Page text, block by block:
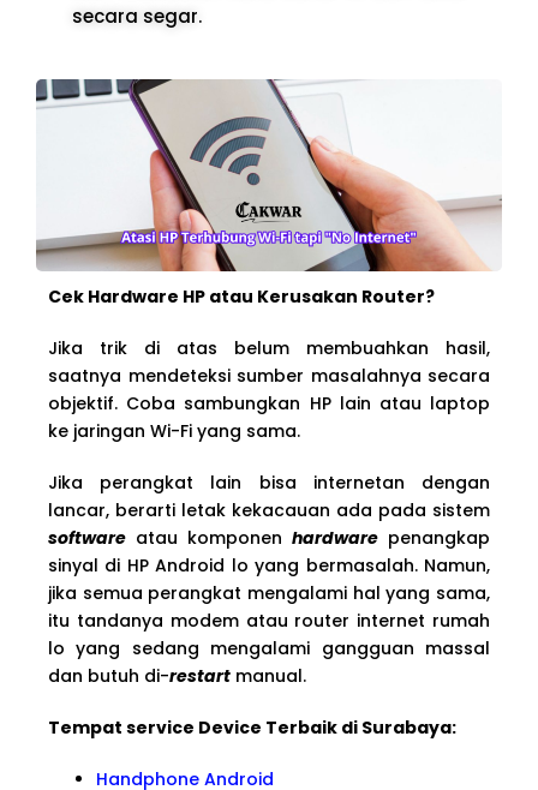
secara segar.
Cek Hardware HP atau Kerusakan Router?
Jika trik di atas belum membuahkan hasil,
saatnya mendeteksi sumber masalahnya secara
objektif. Coba sambungkan HP lain atau laptop
ke jaringan Wi-Fi yang sama.
Jika perangkat lain bisa internetan dengan
lancar, berarti letak kekacauan ada pada sistem
software atau komponen hardware penangkap
sinyal di HP Android lo yang bermasalah. Namun,
jika semua perangkat mengalami hal yang sama,
itu tandanya modem atau router internet rumah
lo yang sedang mengalami gangguan massal
dan butuh di-restart manual.
Tempat service Device Terbaik di Surabaya:
Handphone Android